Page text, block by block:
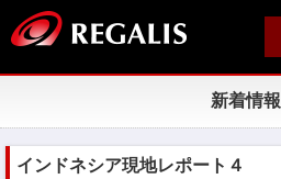
新着情報
インドネシア現地レポート４